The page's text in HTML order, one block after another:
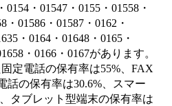
・01547・0155・01558・
・01586・01587・0162・
・0164・01648・0165・
・0166・0167があります。
定電話の保有率は55%、FAX
話の保有率は30.6%、スマー
タブレット型端末の保有率は